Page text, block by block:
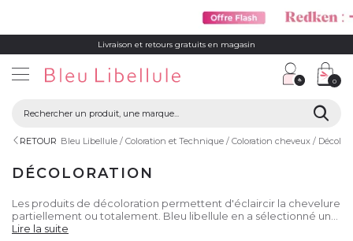
Livraison et retours gratuits en magasin
0
RETOUR Bleu Libellule Coloration et Technique Coloration cheveux
DÉCOLORATION
Les produits de décoloration permettent d'éclaircir la chevelure
partiellement ou totalement. Bleu libellule en a sélectionné un
large choix pour vous satisfaire au mieux.
Lire la suite